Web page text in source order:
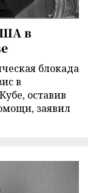
в
блокада
в
оставив
заявил